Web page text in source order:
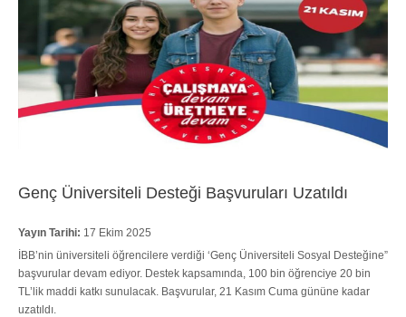
Genç Üniversiteli Desteği Başvuruları Uzatıldı
Yayın Tarihi: 17 Ekim 2025
İBB’nin üniversiteli öğrencilere verdiği ‘Genç Üniversiteli Sosyal Desteğine”
başvurular devam ediyor. Destek kapsamında, 100 bin öğrenciye 20 bin
TL’lik maddi katkı sunulacak. Başvurular, 21 Kasım Cuma gününe kadar
uzatıldı.